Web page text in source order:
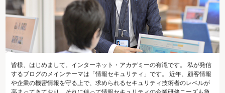
皆様、はじめまして。インターネット・アカデミーの有滝です。 私が発信
するブログのメインテーマは「情報セキュリティ」です。 近年、顧客情報
や企業の機密情報を守る上で、求められるセキュリティ技術者のレベルが